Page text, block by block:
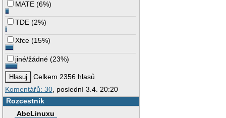
MATE (6%)
TDE (2%)
Xfce (15%)
jiné/žádné (23%)
Celkem 2356 hlasů
Komentářů: 30, poslední 3.4. 20:20
Rozcestník
AbcLinuxu